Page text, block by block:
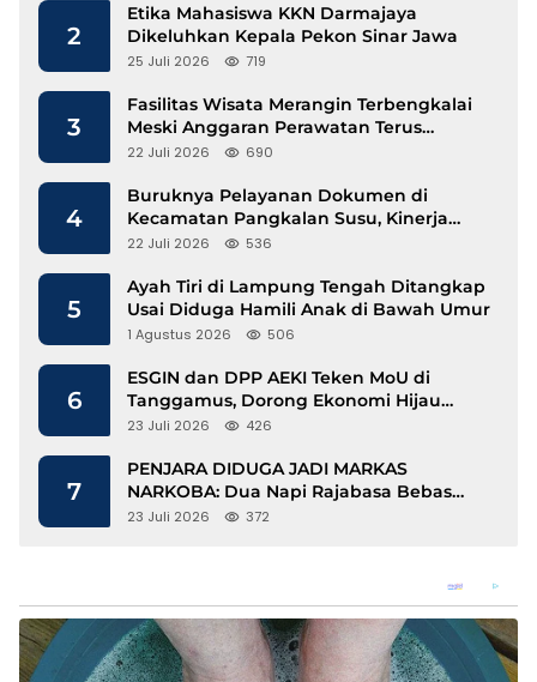
2
Etika Mahasiswa KKN Darmajaya
Dikeluhkan Kepala Pekon Sinar Jawa
25 Juli 2026 719
3
Fasilitas Wisata Merangin Terbengkalai
Meski Anggaran Perawatan Terus
Mengalir
22 Juli 2026 690
4
Buruknya Pelayanan Dokumen di
Kecamatan Pangkalan Susu, Kinerja
Disdukcapil Langkat Disorot
22 Juli 2026 536
5
Ayah Tiri di Lampung Tengah Ditangkap
Usai Diduga Hamili Anak di Bawah Umur
1 Agustus 2026 506
6
ESGIN dan DPP AEKI Teken MoU di
Tanggamus, Dorong Ekonomi Hijau
Berbasis Kopi dan Perdagangan Karbon
23 Juli 2026 426
7
PENJARA DIDUGA JADI MARKAS
NARKOBA: Dua Napi Rajabasa Bebas
Gunakan HP, Muncul Dugaan
23 Juli 2026 372